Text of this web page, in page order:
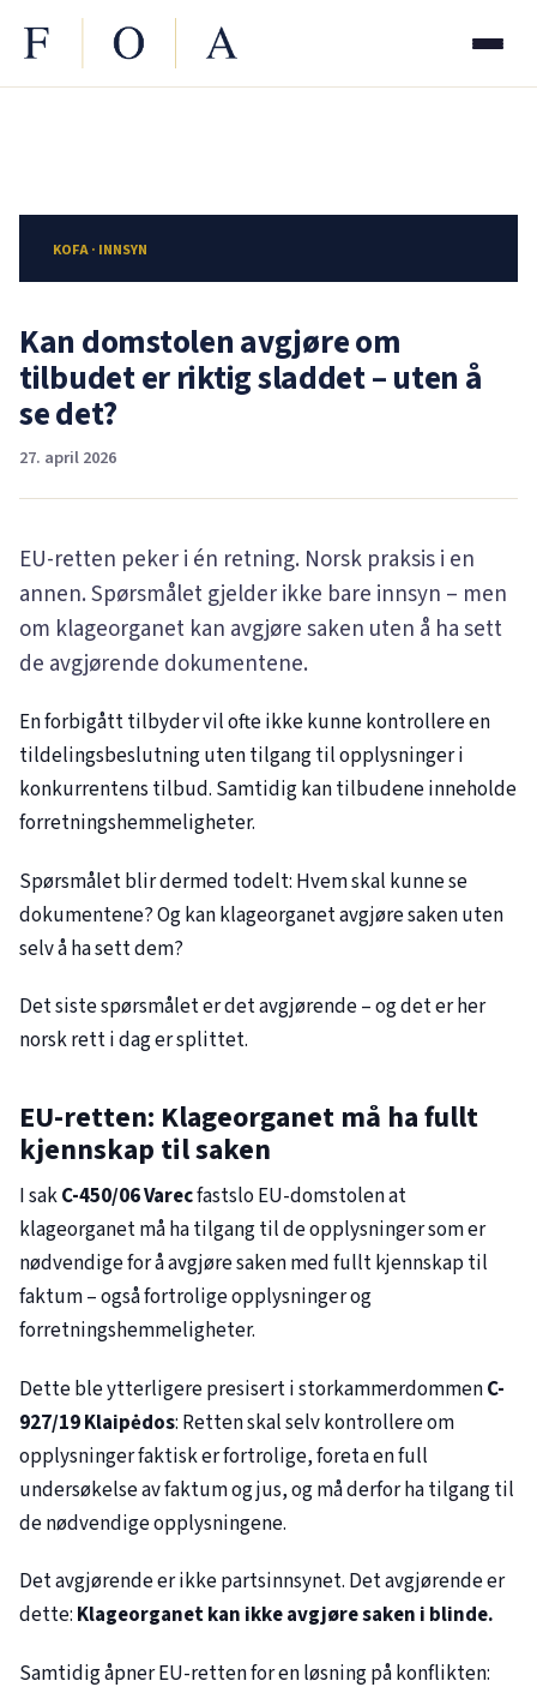
KOFA · INNSYN
Kan domstolen avgjøre om
tilbudet er riktig sladdet – uten å
se det?
27. april 2026
EU-retten peker i én retning. Norsk praksis i en
annen. Spørsmålet gjelder ikke bare innsyn – men
om klageorganet kan avgjøre saken uten å ha sett
de avgjørende dokumentene.
En forbigått tilbyder vil ofte ikke kunne kontrollere en
tildelingsbeslutning uten tilgang til opplysninger i
konkurrentens tilbud. Samtidig kan tilbudene inneholde
forretningshemmeligheter.
Spørsmålet blir dermed todelt: Hvem skal kunne se
dokumentene? Og kan klageorganet avgjøre saken uten
selv å ha sett dem?
Det siste spørsmålet er det avgjørende – og det er her
norsk rett i dag er splittet.
EU-retten: Klageorganet må ha fullt
kjennskap til saken
I sakC-450/06Varecfastslo EU-domstolen at
klageorganet må ha tilgang til de opplysninger som er
nødvendige for å avgjøre saken med fullt kjennskap til
faktum – også fortrolige opplysninger og
forretningshemmeligheter.
Dette ble ytterligere presisert i storkammerdommenC-
927/19Klaipėdos: Retten skal selv kontrollere om
opplysninger faktisk er fortrolige, foreta en full
undersøkelse av faktum og jus, og må derfor ha tilgang til
de nødvendige opplysningene.
Det avgjørende er ikke partsinnsynet. Det avgjørende er
dette: Klageorganet kan ikke avgjøre saken i blinde.
Samtidig åpner EU-retten for en løsning på konflikten: